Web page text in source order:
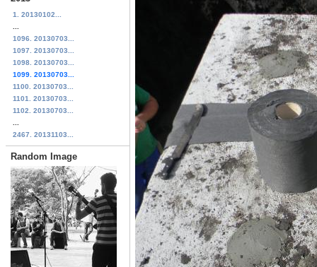
1. 20130102...
1096. 20130703...
1097. 20130703...
1098. 20130703...
1099. 20130703...
1100. 20130703...
1101. 20130703...
1102. 20130703...
2467. 20131103...
Random Image